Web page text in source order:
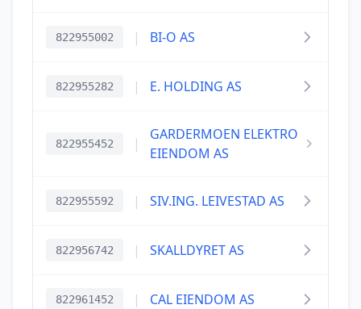
822955002 | BI-O AS
822955282 | E. HOLDING AS
822955452 |
GARDERMOEN ELEKTRO
EIENDOM AS
822955592 | SIV.ING. LEIVESTAD AS
822956742 | SKALLDYRET AS
822961452 | CAL EIENDOM AS